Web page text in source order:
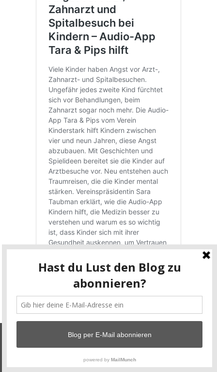
Unsere Blog benutzt Cookies. Wenn du unsere Plattform
Okay, ich bin einverstanden! Datenschutzerklärung